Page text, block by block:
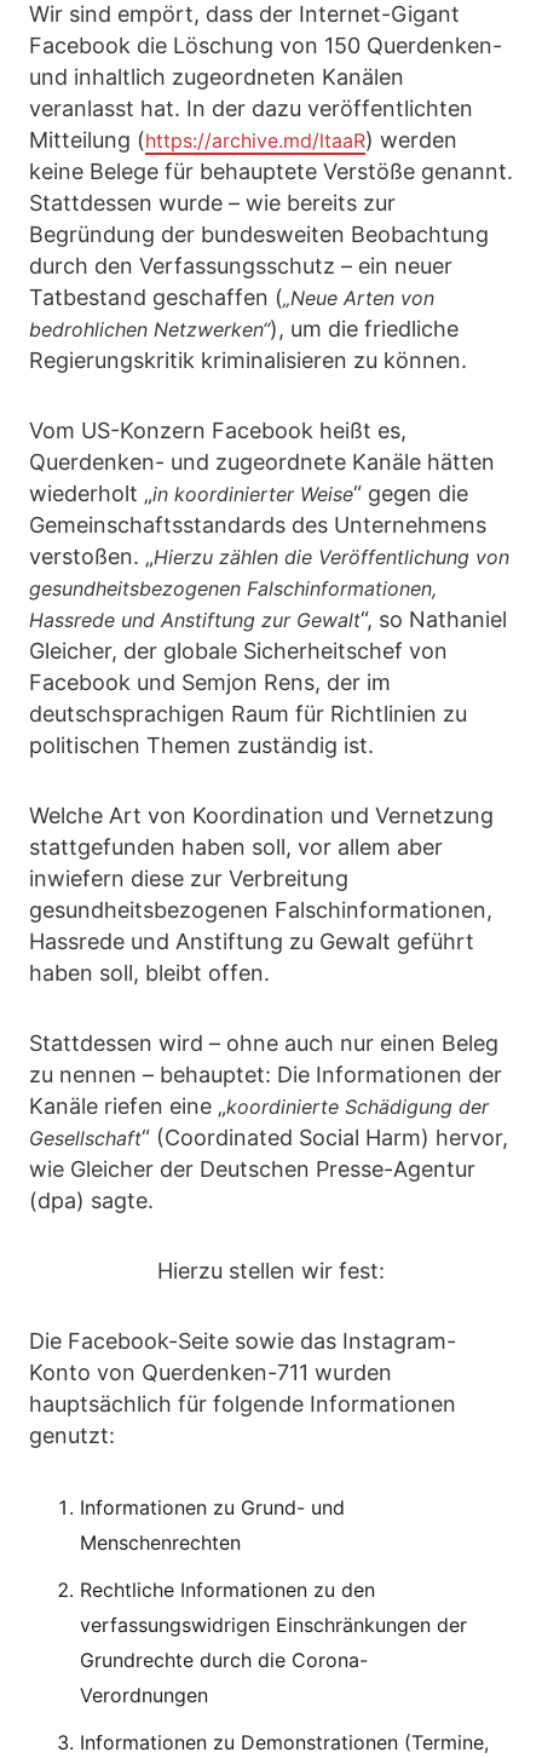
Wir sind empört, dass der Internet-Gigant
Facebook die Löschung von 150 Querdenken-
und inhaltlich zugeordneten Kanälen
veranlasst hat. In der dazu veröffentlichten
Mitteilung (https://archive.md/ltaaR) werden
keine Belege für behauptete Verstöße genannt.
Stattdessen wurde – wie bereits zur
Begründung der bundesweiten Beobachtung
durch den Verfassungsschutz – ein neuer
Tatbestand geschaffen („Neue Arten von
bedrohlichen Netzwerken“), um die friedliche
Regierungskritik kriminalisieren zu können.
Vom US-Konzern Facebook heißt es,
Querdenken- und zugeordnete Kanäle hätten
wiederholt „in koordinierter Weise“ gegen die
Gemeinschaftsstandards des Unternehmens
verstoßen. „Hierzu zählen die Veröffentlichung von
gesundheitsbezogenen Falschinformationen,
Hassrede und Anstiftung zur Gewalt“, so Nathaniel
Gleicher, der globale Sicherheitschef von
Facebook und Semjon Rens, der im
deutschsprachigen Raum für Richtlinien zu
politischen Themen zuständig ist.
Welche Art von Koordination und Vernetzung
stattgefunden haben soll, vor allem aber
inwiefern diese zur Verbreitung
gesundheitsbezogenen Falschinformationen,
Hassrede und Anstiftung zu Gewalt geführt
haben soll, bleibt offen.
Stattdessen wird – ohne auch nur einen Beleg
zu nennen – behauptet: Die Informationen der
Kanäle riefen eine „koordinierte Schädigung der
Gesellschaft“ (Coordinated Social Harm) hervor,
wie Gleicher der Deutschen Presse-Agentur
(dpa) sagte.
Hierzu stellen wir fest:
Die Facebook-Seite sowie das Instagram-
Konto von Querdenken-711 wurden
hauptsächlich für folgende Informationen
genutzt:
Informationen zu Grund- und
Menschenrechten
Rechtliche Informationen zu den
verfassungswidrigen Einschränkungen der
Grundrechte durch die Corona-
Verordnungen
Informationen zu Demonstrationen (Termine,